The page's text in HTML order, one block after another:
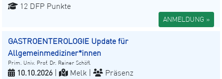
12 DFP Punkte
ANMELDUNG »
GASTROENTEROLOGIE Update für
Allgemeinmediziner*innen
Prim. Univ. Prof. Dr. Rainer Schöfl
10.10.2026 Melk |
Präsenz